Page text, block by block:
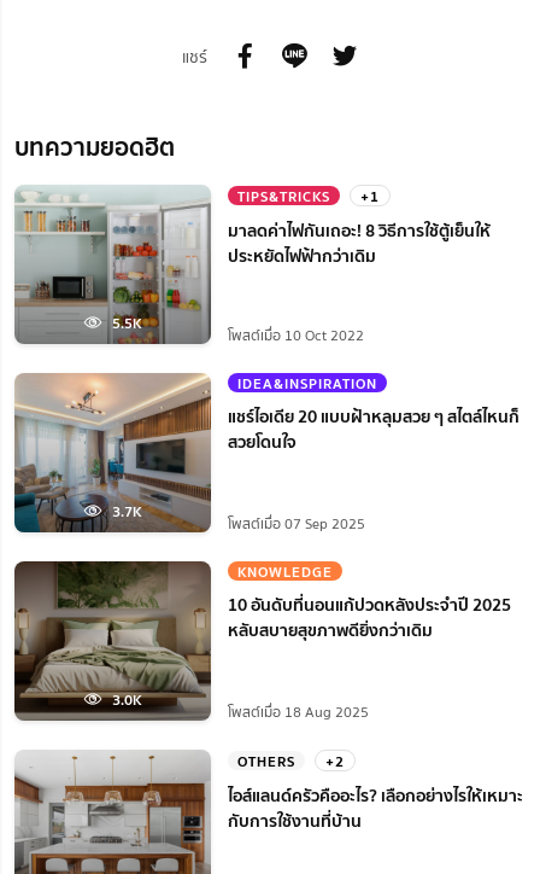
แชร์
บทความยอดฮิต
5.5K
TIPS&TRICKS +1
มาลดค่าไฟกันเถอะ! 8 วิธีการใช้ตู้เย็นให้
ประหยัดไฟฟ้ากว่าเดิม
โพสต์เมื่อ 10 Oct 2022
3.7K
IDEA&INSPIRATION
แชร์ไอเดีย 20 แบบฝ้าหลุมสวย ๆ สไตล์ไหนก็
สวยโดนใจ
โพสต์เมื่อ 07 Sep 2025
3.0K
KNOWLEDGE
10 อันดับที่นอนแก้ปวดหลังประจำปี 2025
หลับสบายสุขภาพดียิ่งกว่าเดิม
โพสต์เมื่อ 18 Aug 2025
OTHERS +2
ไอส์แลนด์ครัวคืออะไร? เลือกอย่างไรให้เหมาะ
กับการใช้งานที่บ้าน